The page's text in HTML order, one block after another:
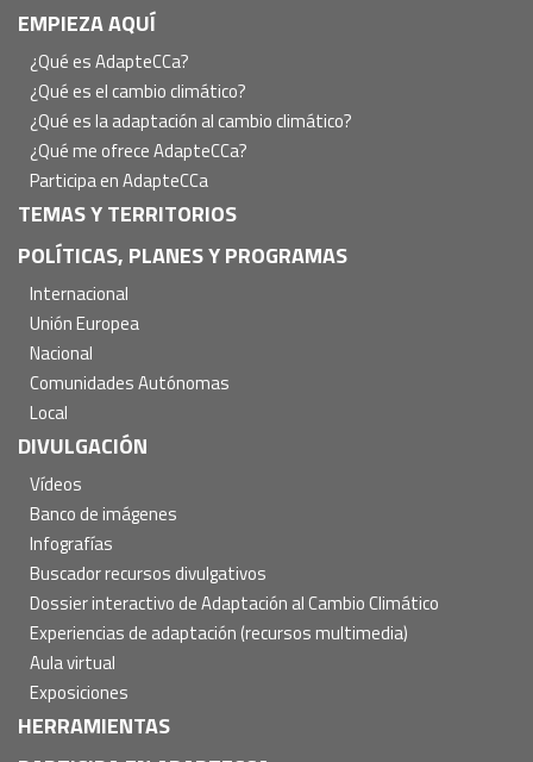
Navegación
principal
EMPIEZA AQUÍ
¿Qué es AdapteCCa?
¿Qué es el cambio climático?
¿Qué es la adaptación al cambio climático?
¿Qué me ofrece AdapteCCa?
Participa en AdapteCCa
TEMAS Y TERRITORIOS
POLÍTICAS, PLANES Y PROGRAMAS
Internacional
Unión Europea
Nacional
Comunidades Autónomas
Local
DIVULGACIÓN
Vídeos
Banco de imágenes
Infografías
Buscador recursos divulgativos
Dossier interactivo de Adaptación al Cambio Climático
Experiencias de adaptación (recursos multimedia)
Aula virtual
Exposiciones
HERRAMIENTAS